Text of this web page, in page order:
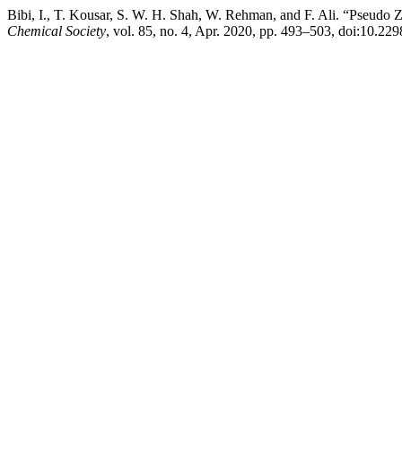
Bibi, I., T. Kousar, S. W. H. Shah, W. Rehman, and F. Ali. “Pseudo
Chemical Society, vol. 85, no. 4, Apr. 2020, pp. 493–503,